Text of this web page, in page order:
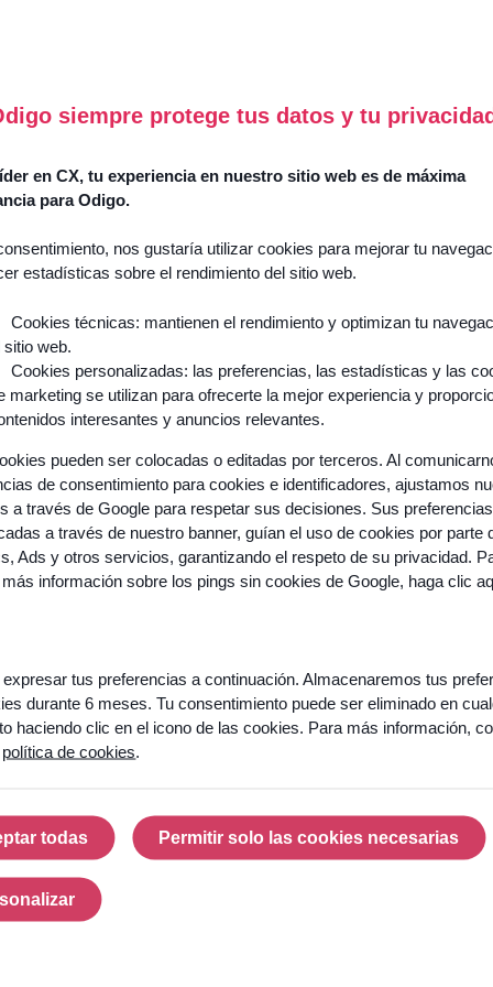
siempre protege tus datos y tu
en CX, tu experiencia en nuestro sitio web es de máxima
para Odigo.
nos gustaría utilizar cookies para mejorar tu
estadísticas sobre el rendimiento del sitio web.
Cookies técnicas: mantienen el rendimiento y optimizan tu
sitio web.
Cookies personalizadas: las preferencias, las estadísticas y las
marketing se utilizan para ofrecerte la mejor experiencia y
interesantes y anuncios relevantes.
pueden ser colocadas o editadas por terceros. Al
de consentimiento para cookies e identificadores, ajustamos
a través de Google para respetar sus decisiones. Sus preferencias,
a través de nuestro banner, guían el uso de cookies por parte
Ads y otros servicios, garantizando el respeto de su privacidad.
información sobre los pings sin cookies de Google, haga clic
expresar tus preferencias a continuación. Almacenaremos tus
durante 6 meses. Tu consentimiento puede ser eliminado en
haciendo clic en el icono de las cookies. Para más información,
política de cookies
todas
Aceptar todas
Permitir solo las cookies necesarias
Permitir solo las
Personalizar
volumes de demandes clients augmentent, et les clients
et parfois quelle que soit l’heure. Les équipes support, elles,
sans créer de valeur.
toutes ces problématiques, l’automatisation du support client
promesse et la réalité, il y a un monde. Car automatiser sans
que vos clients ont toujours valorisée. L’enjeu n’est
ce qui doit l’être, au bon moment et sur les bons
ce que permet l’IA appliquée au service client : cibler les
les conseillers pour les cas qui demandent jugement et
continue.
ce que l’automatisation du
du support clientdésigne l’ensemble des
demandes clients sans intervention humaine systématique.
entrantes, routage vers le bon service, réponses
L’automatisation mécanique
(SVI basique, FAQ
selon des règles prédéfinies.
, portée par l’IA générative,
qui comprend le contexte, s’adapte à la demande et
automatiser ne signifie pas tout automatiser. Les
qui demandent de l’empathie restent du ressort des
repose sur une
: l’IA prend en charge
l’exige.